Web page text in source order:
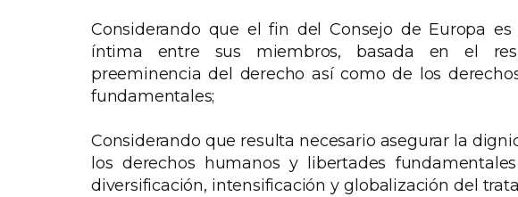
Considerando que el fin del Consejo de Europa
íntima entre sus miembros, basada en el
preeminencia del derecho así como de los
fundamentales;
Considerando que resulta necesario asegurar la
los derechos humanos y libertades
diversificación, intensificación y globalización del